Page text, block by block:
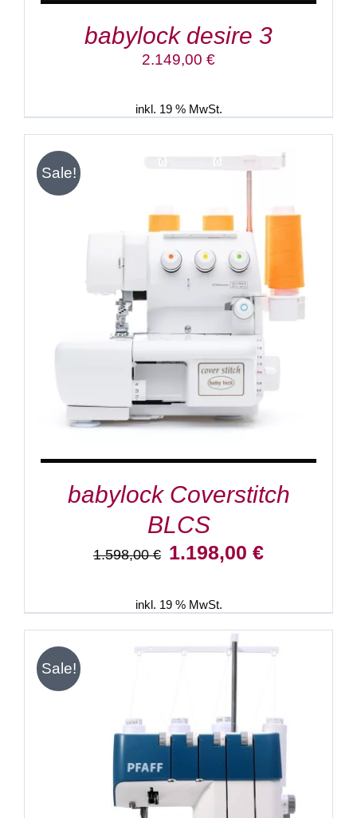
babylock desire 3
2.149,00 €
inkl. 19 % MwSt.
Sale!
IN DEN WARENKORB DETAILS
babylock Coverstitch
BLCS
1.598,00€ Ursprünglicher
1.598,00 €
1.198,00 €Aktueller
inkl. 19 % MwSt.
Sale!
IN DEN WARENKORB / DETAILS